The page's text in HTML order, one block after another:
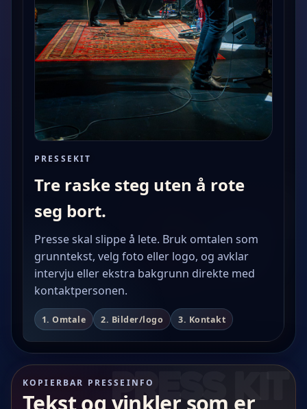
PRESSEKIT
Tre raske steg uten å rote
seg bort.
Presse skal slippe å lete. Bruk omtalen som
grunntekst, velg foto eller logo, og avklar
intervju eller ekstra bakgrunn direkte med
kontaktpersonen.
1. Omtale 2. Bilder/logo 3. Kontakt
KOPIERBAR PRESSEINFO
Tekst og vinkler som er